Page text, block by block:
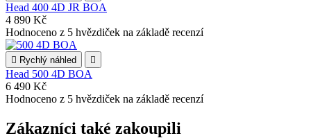
Head 400 4D JR BOA
4 890 Kč
Hodnoceno z 5 hvězdiček na základě recenzí
 Rychlý náhled 
Head 500 4D BOA
6 490 Kč
Hodnoceno z 5 hvězdiček na základě recenzí
Zákazníci také zakoupili